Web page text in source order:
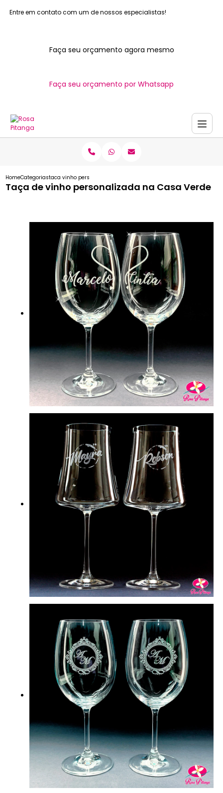
Entre em contato com um de nossos especialistas!
Faça seu orçamento agora mesmo
Faça seu orçamento por Whatsapp
HomeCategoriastaca vinho personalizada casa verde
Taça de vinho personalizada na Casa Verde